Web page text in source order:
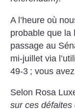
A l’heure où
probable que la
passage au
mi-juillet via
49-3 ; vous
Selon Rosa
sur ces